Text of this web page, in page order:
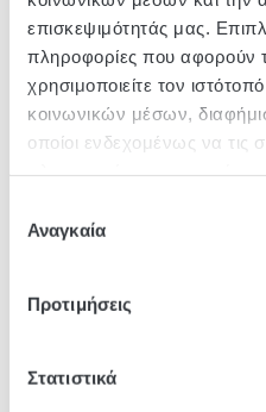
επισκεψιμότητάς μας.
πληροφορίες που αφορούν
χρησιμοποιείτε τον
κοινωνικών μέσων,
οποίοι ενδεχομένως να τις
των υπηρεσιών τους.
συγκατάθεσης
Αναγκαία
Προτιμήσεις
Στατιστικά
Τεμάχια/